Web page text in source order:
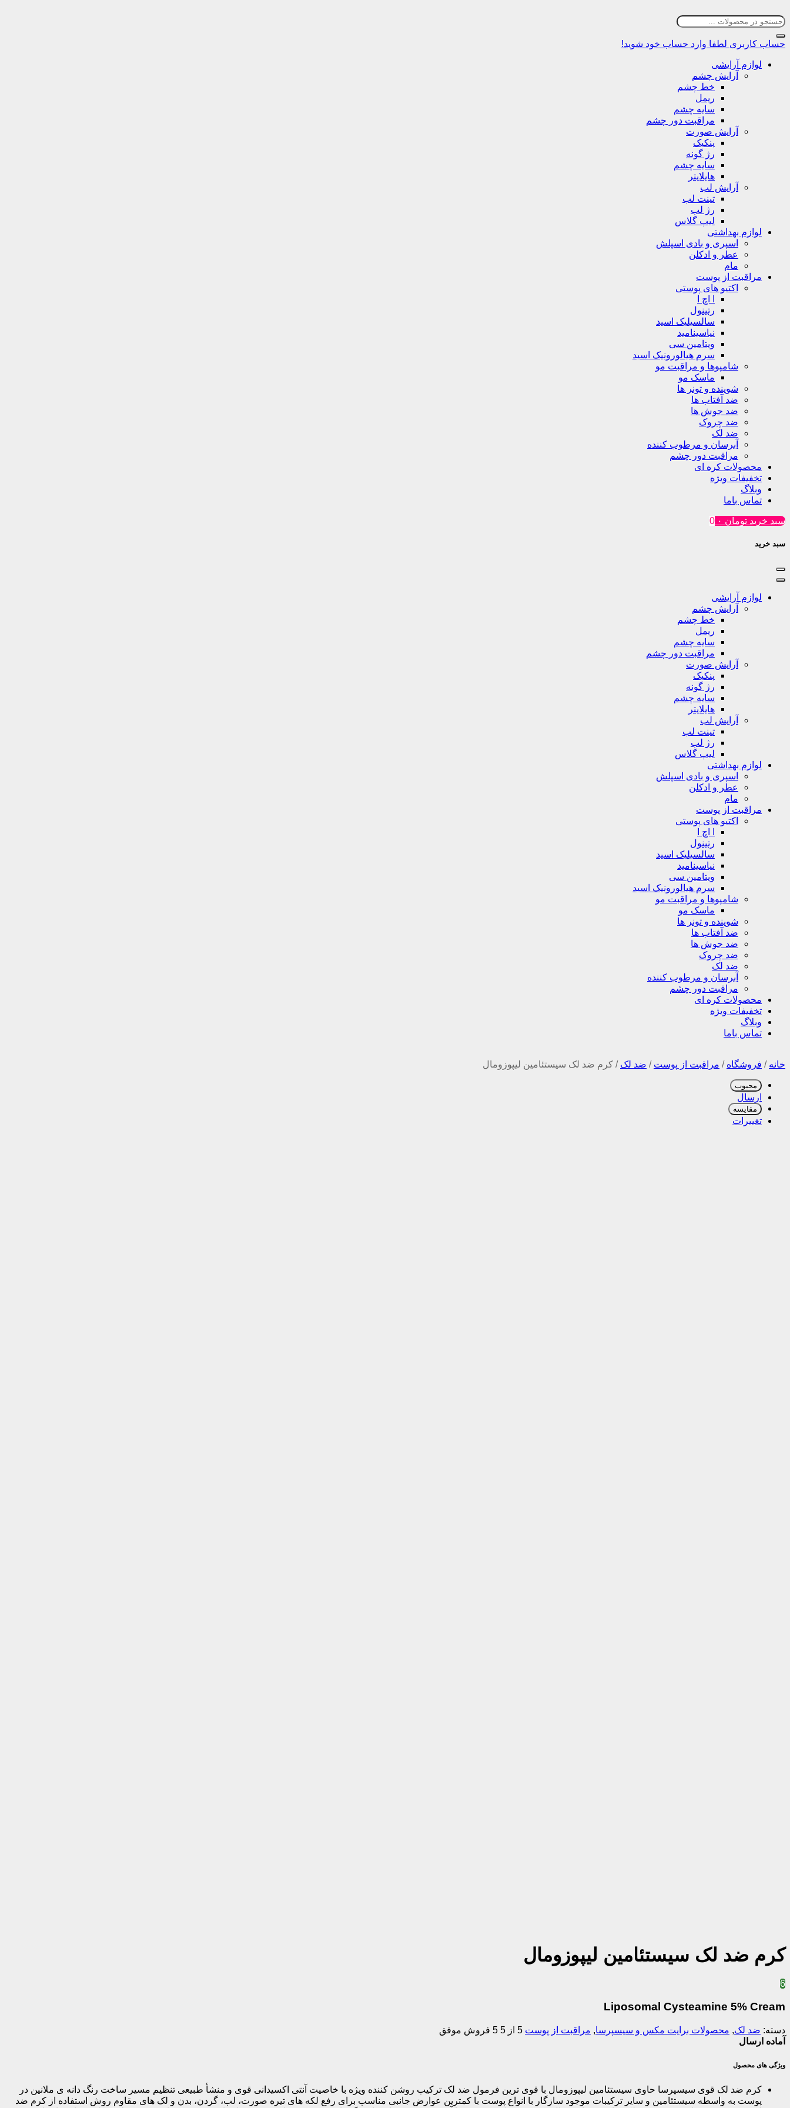
حساب کاربری لطفا وارد حساب خود شوید!
لوازم آرایشی
آرایش چشم
خط چشم
ریمل
سایه چشم
مراقبت دور چشم
آرایش صورت
پنکیک
رژ گونه
سایه چشم
هایلایتر
آرایش لب
تینت لب
رژ لب
لیپ گلاس
لوازم بهداشتی
اسپری و بادی اسپلش
عطر و ادکلن
مام
مراقبت از پوست
اکتیو های پوستی
ا اچ ا
رتینول
سالسیلیک اسید
نیاسینامید
ویتامین سی
سرم هیالورونیک اسید
شامپوها و مراقبت مو
ماسک مو
شوینده و تونر ها
ضد آفتاب ها
ضد جوش ها
ضد چروک
ضد لک
آبرسان و مرطوب کننده
مراقبت دور چشم
محصولات کره ای
تخفیفات ویژه
وبلاگ
تماس باما
سبد خرید تومان 0
سبد خرید
لوازم آرایشی
آرایش چشم
خط چشم
ریمل
سایه چشم
مراقبت دور چشم
آرایش صورت
پنکیک
رژ گونه
سایه چشم
هایلایتر
آرایش لب
تینت لب
رژ لب
لیپ گلاس
لوازم بهداشتی
اسپری و بادی اسپلش
عطر و ادکلن
مام
مراقبت از پوست
اکتیو های پوستی
ا اچ ا
رتینول
سالسیلیک اسید
نیاسینامید
ویتامین سی
سرم هیالورونیک اسید
شامپوها و مراقبت مو
ماسک مو
شوینده و تونر ها
ضد آفتاب ها
ضد جوش ها
ضد چروک
ضد لک
آبرسان و مرطوب کننده
مراقبت دور چشم
محصولات کره ای
تخفیفات ویژه
وبلاگ
تماس باما
خانه / فروشگاه / مراقبت از پوست / ضد لک / کرم ضد لک سیستئامین لیپوزومال
محبوب
ارسال
مقایسه
تغییرات
کرم ضد لک سیستئامین لیپوزومال
6
Liposomal Cysteamine 5% Cream
دسته: ضد لک, محصولات برایت مکس و سیسپرسا, مراقبت از پوست 5 از 5
5 فروش موفق
آماده ارسال
ویژگی های محصول
کرم ضد لک قوی سیسپرسا حاوی سیستئامین لیپوزومال با قوی ترین فرمول ضد لک ترکیب روشن کننده ویژه با خاصیت آنتی اکسیدانی قوی و منشأ طبیعی تنظیم مسیر ساخت رنگ دانه ی ملانین در
پوست به واسطه سیستئامین و سایر ترکیبات موجود سازگار با انواع پوست با کمترین عوارض جانبی مناسب برای رفع لکه های تیره صورت، لب، گردن، بدن و لک های مقاوم روش استفاده از کرم ضد